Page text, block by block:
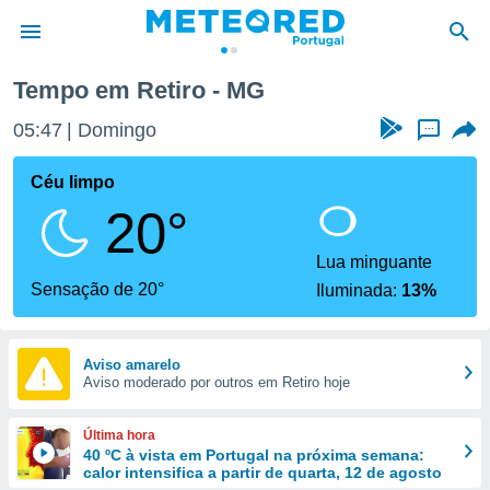
da
foi
fornecidas
a este
das
e
forma
digital
Tempo em Retiro - MG
05:47 Domingo ...
Céu limpo
20°
Sensação de 20°
Lua minguante
Iluminada: 13%
Aviso amarelo
Aviso moderado por outros em Retiro hoje
Última hora
40 ºC à vista em Portugal na próxima semana:
calor intensifica a partir de quarta, 12 de agosto